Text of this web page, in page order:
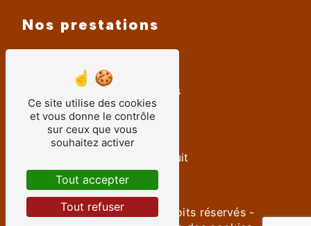
Nos prestations
installation insert
installation poele à granulés
entretien poele à granulés
Installation poêle à bois
vente insert
remise en conformité conduit
vente poêle à granulés
© Vistalid- 2026 - Tous droits réservés -
Ce site utilise des cookies
et vous donne le contrôle
sur ceux que vous
souhaitez activer
Tout accepter
Tout refuser